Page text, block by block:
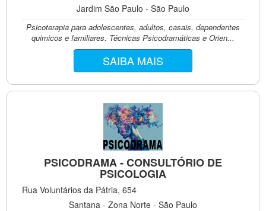
Jardim São Paulo - São Paulo
Psicoterapia para adolescentes, adultos, casais, dependentes
quimicos e familiares. Técnicas Psicodramáticas e Orien...
SAIBA MAIS
PSICODRAMA - CONSULTÓRIO DE
PSICOLOGIA
Rua Voluntários da Pátria, 654
Santana - Zona Norte - São Paulo